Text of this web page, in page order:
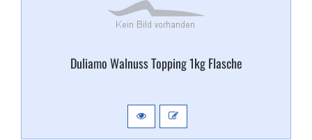
Duliamo Walnuss Topping 1kg Flasche